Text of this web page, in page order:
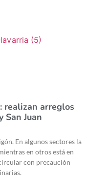
realizan arreglos
Juan
En algunos sectores la
en otros está en
con precaución